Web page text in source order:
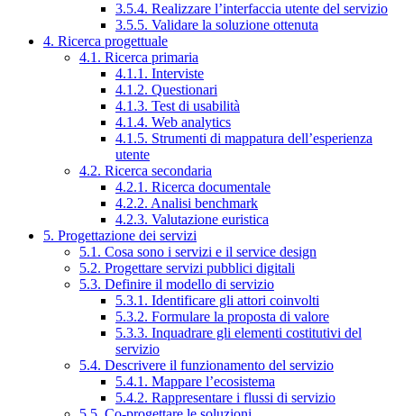
3.5.4. Realizzare l’interfaccia utente del servizio
3.5.5. Validare la soluzione ottenuta
4. Ricerca progettuale
4.1. Ricerca primaria
4.1.1. Interviste
4.1.2. Questionari
4.1.3. Test di usabilità
4.1.4. Web analytics
4.1.5. Strumenti di mappatura dell’esperienza
utente
4.2. Ricerca secondaria
4.2.1. Ricerca documentale
4.2.2. Analisi benchmark
4.2.3. Valutazione euristica
5. Progettazione dei servizi
5.1. Cosa sono i servizi e il service design
5.2. Progettare servizi pubblici digitali
5.3. Definire il modello di servizio
5.3.1. Identificare gli attori coinvolti
5.3.2. Formulare la proposta di valore
5.3.3. Inquadrare gli elementi costitutivi del
servizio
5.4. Descrivere il funzionamento del servizio
5.4.1. Mappare l’ecosistema
5.4.2. Rappresentare i flussi di servizio